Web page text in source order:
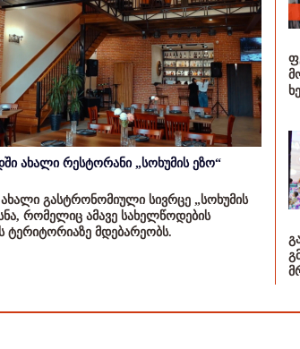
ახალი რესტორანი „სოხუმის ეზო“
გასტრონომიული სივრცე „სოხუმის
რომელიც ამავე სახელწოდების
ტერიტორიაზე მდებარეობს.